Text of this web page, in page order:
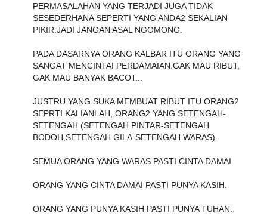
PERMASALAHAN YANG TERJADI JUGA TIDAK
SESEDERHANA SEPERTI YANG ANDA2 SEKALIAN
PIKIR.JADI JANGAN ASAL NGOMONG.
PADA DASARNYA ORANG KALBAR ITU ORANG YANG
SANGAT MENCINTAI PERDAMAIAN.GAK MAU RIBUT,
GAK MAU BANYAK BACOT...
JUSTRU YANG SUKA MEMBUAT RIBUT ITU ORANG2
SEPRTI KALIANLAH, ORANG2 YANG SETENGAH-
SETENGAH (SETENGAH PINTAR-SETENGAH
BODOH,SETENGAH GILA-SETENGAH WARAS).
SEMUA ORANG YANG WARAS PASTI CINTA DAMAI.
ORANG YANG CINTA DAMAI PASTI PUNYA KASIH.
ORANG YANG PUNYA KASIH PASTI PUNYA TUHAN.